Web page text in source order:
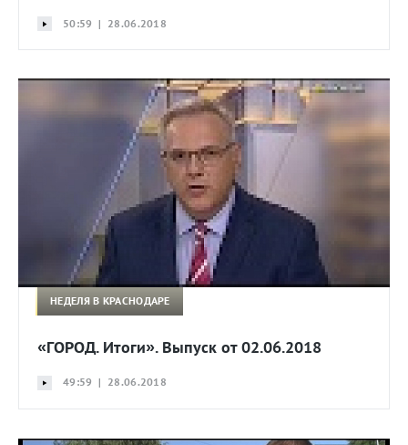
50:59 | 28.06.2018
НЕДЕЛЯ В КРАСНОДАРЕ
«ГОРОД. Итоги». Выпуск от 02.06.2018
49:59 | 28.06.2018